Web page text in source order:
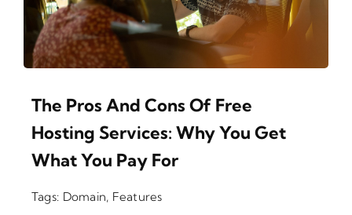
The Pros And Cons Of Free
Hosting Services: Why You Get
What You Pay For
Tags: Domain, Features